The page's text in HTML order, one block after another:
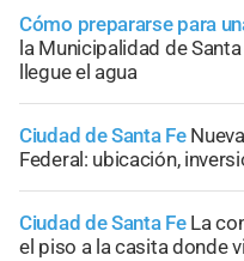
Cómo prepararse para
la Municipalidad de
llegue el agua
Ciudad de Santa Fe
Federal: ubicación,
Ciudad de Santa Fe La
el piso a la casita donde